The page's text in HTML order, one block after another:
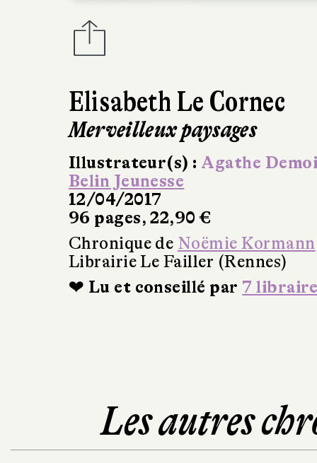
Elisabeth Le Cornec
Merveilleux paysages
Illustrateur(s) : Agathe
Belin Jeunesse
12/04/2017
96 pages, 22,90 €
Chronique de Noëmie Kormann
Librairie Le Failler (Rennes)
❤ Lu et conseillé par 7
Les autres